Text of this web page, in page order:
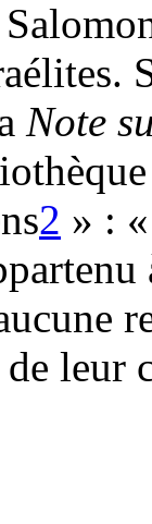
Note
2 » :
leur